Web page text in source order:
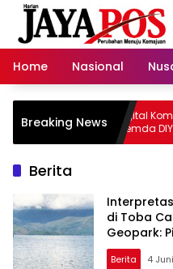
Langsung
konten
Home
Nasional
Breaking News
Panja Ruang Digital Komisi I
Masukan dari Pemda DIY Guna
Kebijakan
Berita
di Toba
Geopark:
UNESCO
Berita 4